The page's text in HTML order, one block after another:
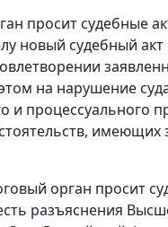
просит судебные
новый судебный акт
на нарушение
и процессуального
имеющих
орган просит
разъяснения